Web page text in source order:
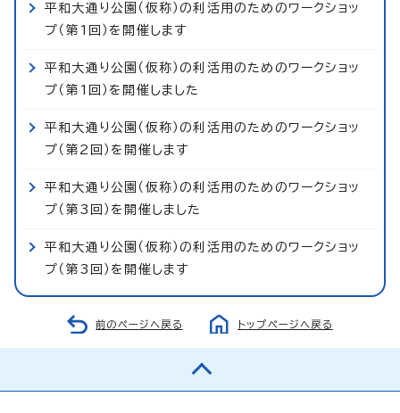
平和大通り公園（仮称）の利活用のためのワークショッ
プ（第1回）を開催します
平和大通り公園（仮称）の利活用のためのワークショッ
プ（第1回）を開催しました
平和大通り公園（仮称）の利活用のためのワークショッ
プ（第2回）を開催します
平和大通り公園（仮称）の利活用のためのワークショッ
プ（第3回）を開催しました
平和大通り公園（仮称）の利活用のためのワークショッ
プ（第3回）を開催します
前のページへ戻る トップページへ戻る